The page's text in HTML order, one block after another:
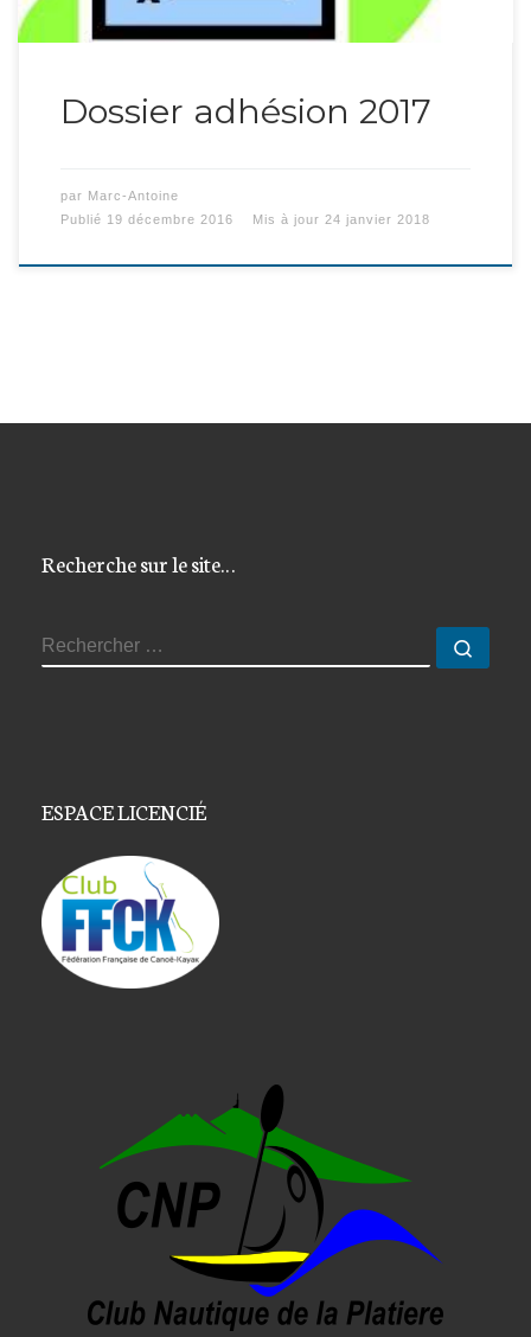
Dossier adhésion 2017
par Marc-Antoine
Publié 19 décembre 2016 Mis à jour 24 janvier 2018
Recherche sur le site…
RECHERCHER
ESPACE LICENCIÉ